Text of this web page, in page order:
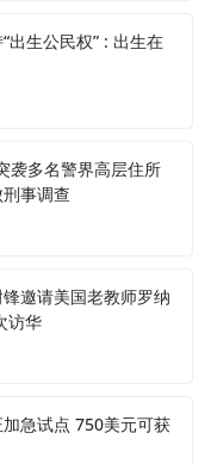
出生公民权” : 出生在
袭多名警界高层住所
事调查
邀请美国老教师罗纳
访华
急试点 750美元可获